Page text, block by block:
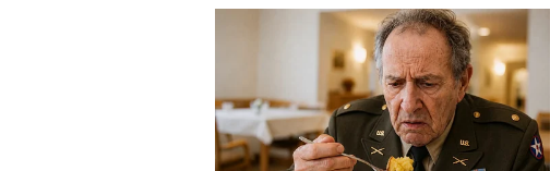
முதல் கட்டமாக 75ஆயிரம்
வந்தே பாரத் எக்ஸ்பிரஸ் ரயில்
விபத்து